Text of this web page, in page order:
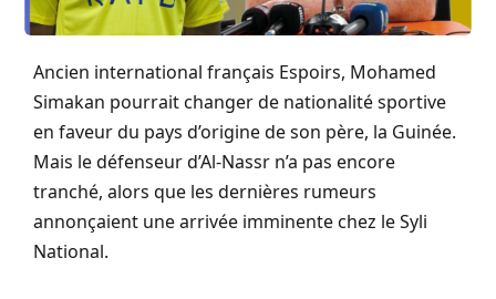
Ancien international français Espoirs, Mohamed
Simakan pourrait changer de nationalité sportive
en faveur du pays d’origine de son père, la Guinée.
Mais le défenseur d’Al-Nassr n’a pas encore
tranché, alors que les dernières rumeurs
annonçaient une arrivée imminente chez le Syli
National.